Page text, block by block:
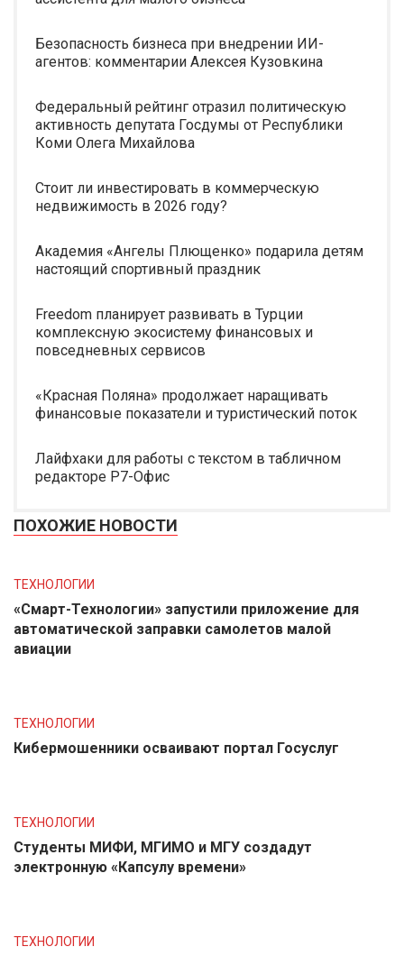
Безопасность бизнеса при внедрении ИИ-
агентов: комментарии Алексея Кузовкина
Федеральный рейтинг отразил политическую
активность депутата Госдумы от Республики
Коми Олега Михайлова
Стоит ли инвестировать в коммерческую
недвижимость в 2026 году?
Академия «Ангелы Плющенко» подарила детям
настоящий спортивный праздник
Freedom планирует развивать в Турции
комплексную экосистему финансовых и
повседневных сервисов
«Красная Поляна» продолжает наращивать
финансовые показатели и туристический поток
Лайфхаки для работы с текстом в табличном
редакторе Р7-Офис
ПОХОЖИЕ НОВОСТИ
ТЕХНОЛОГИИ
«Смарт-Технологии» запустили приложение для
автоматической заправки самолетов малой
авиации
ТЕХНОЛОГИИ
Кибермошенники осваивают портал Госуслуг
ТЕХНОЛОГИИ
Студенты МИФИ, МГИМО и МГУ создадут
электронную «Капсулу времени»
ТЕХНОЛОГИИ